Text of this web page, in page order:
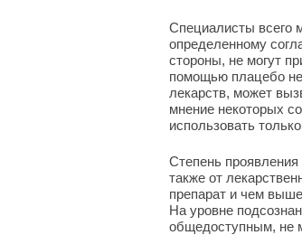
Специалисты всего
определенному
стороны, не могут
помощью плацебо
лекарств, может
мнение некоторых
использовать
Степень
также от
препарат и чем
На уровне
общедоступным, не